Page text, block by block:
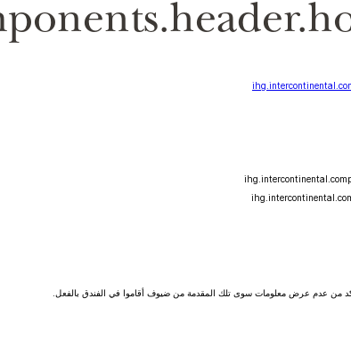
من عدم عرض معلومات سوى تلك المقدمة من ضيوف أقاموا في الفندق بالفعل.